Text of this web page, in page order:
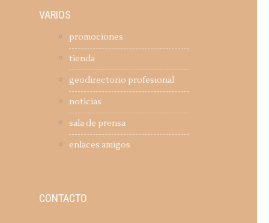
VARIOS
promociones
tienda
geodirectorio profesional
noticias
sala de prensa
enlaces amigos
CONTACTO